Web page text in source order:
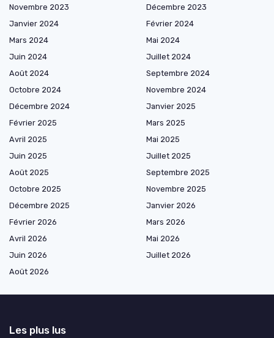
Novembre 2023
Décembre 2023
Janvier 2024
Février 2024
Mars 2024
Mai 2024
Juin 2024
Juillet 2024
Août 2024
Septembre 2024
Octobre 2024
Novembre 2024
Décembre 2024
Janvier 2025
Février 2025
Mars 2025
Avril 2025
Mai 2025
Juin 2025
Juillet 2025
Août 2025
Septembre 2025
Octobre 2025
Novembre 2025
Décembre 2025
Janvier 2026
Février 2026
Mars 2026
Avril 2026
Mai 2026
Juin 2026
Juillet 2026
Août 2026
Les plus lus